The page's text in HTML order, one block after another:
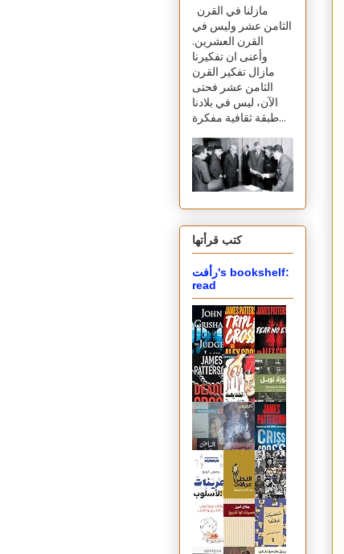
الثامن عشر وليس في
القرن العشرين.
وأعنى ان تفكيرنا
مازال تفكير القرن
الثامن عشر فحتى
الآن، ليس في بلادنا
طبقة ثقافية مفكرة...
كتب قرأتها
رأفت's bookshelf:
read